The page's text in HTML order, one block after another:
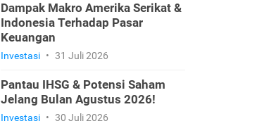
Dampak Makro Amerika Serikat &
Indonesia Terhadap Pasar
Keuangan
Investasi • 31 Juli 2026
Pantau IHSG & Potensi Saham
Jelang Bulan Agustus 2026!
Investasi • 30 Juli 2026